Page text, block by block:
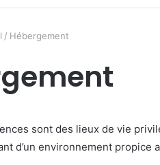
/ Hébergement
sont des lieux de vie
d’un environnement propice